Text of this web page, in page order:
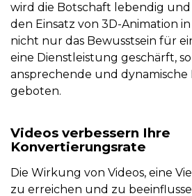
wird die Botschaft lebendig
den Einsatz von 3D-Animation
nicht nur das Bewusstsein für
eine Dienstleistung geschärft,
ansprechende und dynamische
geboten.
Videos verbessern Ihre
Konvertierungsrate
Die Wirkung von Videos, eine
zu erreichen und zu